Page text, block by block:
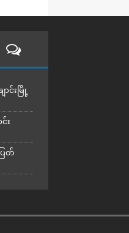
င်းမြို့
း
ြတ်